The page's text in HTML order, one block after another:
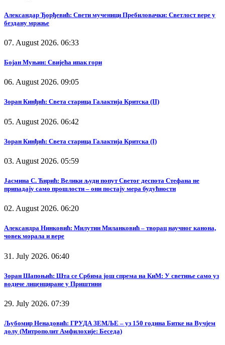
Александар Ђорђевић: Свети мученици Пребиловачки: Светлост вере у
бездану мржње
07. August 2026. 06:33
Бојан Муњин: Свијећа ипак гори
06. August 2026. 09:05
Зоран Кинђић: Света старица Галактија Критска (II)
05. August 2026. 06:42
Зоран Кинђић: Света старица Галактија Критска (I)
03. August 2026. 05:59
Јасмина С. Ћирић: Велики људи попут Светог деспота Стефана не
припадају само прошлости – они постају мера будућности
02. August 2026. 06:20
Александра Нинковић: Милутин Миланковић – творац научног канона,
човек морала и вере
31. July 2026. 06:40
Зоран Шапоњић: Шта се Србима још спрема на КиМ: У светиње само уз
водиче лиценциране у Приштини
29. July 2026. 07:39
Љубомир Ненадовић: ГРУДА ЗЕМЉЕ – уз 150 година Битке на Вучјем
долу (Митрополит Амфилохије: Беседа)